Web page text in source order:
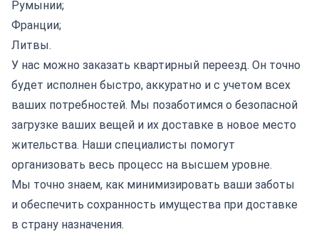
Румынии;
Франции;
Литвы.
У нас можно заказать квартирный переезд. Он точно
будет исполнен быстро, аккуратно и с учетом всех
ваших потребностей. Мы позаботимся о безопасной
загрузке ваших вещей и их доставке в новое место
жительства. Наши специалисты помогут
организовать весь процесс на высшем уровне.
Мы точно знаем, как минимизировать ваши заботы
и обеспечить сохранность имущества при доставке
в страну назначения.